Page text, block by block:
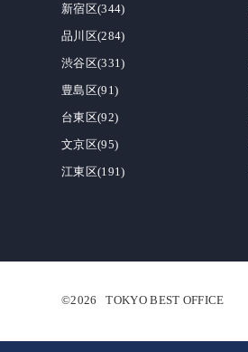
新宿区(344)
品川区(284)
渋谷区(331)
豊島区(91)
台東区(92)
文京区(95)
江東区(191)
©2026TOKYO BEST OFFICE